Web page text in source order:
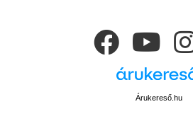
Árukereső.hu